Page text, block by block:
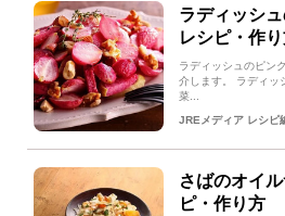
ラディッシ
レシピ・作
ラディッシュのピン
介します。 ラディッ
菜...
JREメディア レシピ
さばのオイ
ピ・作り方